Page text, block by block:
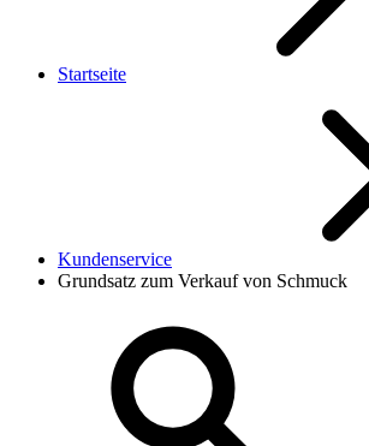
Startseite
Kundenservice
Grundsatz zum Verkauf von Schmuck